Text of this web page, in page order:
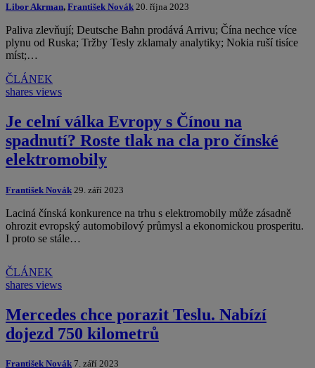
Libor Akrman, František Novák 20. října 2023
Paliva zlevňují; Deutsche Bahn prodává Arrivu; Čína nechce více
plynu od Ruska; Tržby Tesly zklamaly analytiky; Nokia ruší tisíce
míst;…
ČLÁNEK
shares views
Je celní válka Evropy s Čínou na
spadnutí? Roste tlak na cla pro čínské
elektromobily
František Novák 29. září 2023
Laciná čínská konkurence na trhu s elektromobily může zásadně
ohrozit evropský automobilový průmysl a ekonomickou prosperitu.
I proto se stále…
ČLÁNEK
shares views
Mercedes chce porazit Teslu. Nabízí
dojezd 750 kilometrů
František Novák 7. září 2023